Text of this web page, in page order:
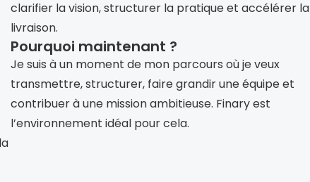
clarifier la vision, structurer la pratique et accélérer la
livraison.
Pourquoi maintenant ?
Je suis à un moment de mon parcours où je veux
transmettre, structurer, faire grandir une équipe et
contribuer à une mission ambitieuse. Finary est
l’environnement idéal pour cela.